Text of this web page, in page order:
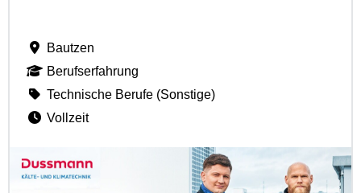
Bautzen
Berufserfahrung
Technische Berufe (Sonstige)
Vollzeit